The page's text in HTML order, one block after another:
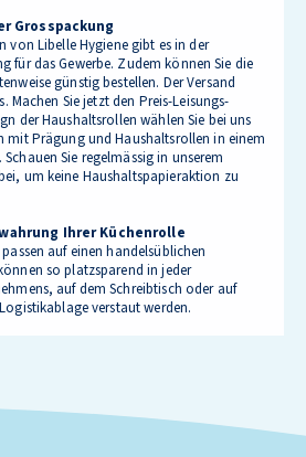
Grosspackung
von Libelle Hygiene gibt es in der
für das Gewerbe. Zudem können Sie die
günstig bestellen. Der Versand
Machen Sie jetzt den Preis-Leisungs-
der Haushaltsrollen wählen Sie bei uns
mit Prägung und Haushaltsrollen in einem
Sie regelmässig in unserem
um keine Haushaltspapieraktion zu
Ihrer Küchenrolle
auf einen handelsüblichen
so platzsparend in jeder
auf dem Schreibtisch oder auf
verstaut werden.